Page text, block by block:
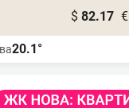
$ 82.17 €
20.1°